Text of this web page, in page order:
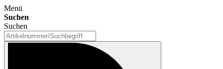
Menü
Suchen
Suchen